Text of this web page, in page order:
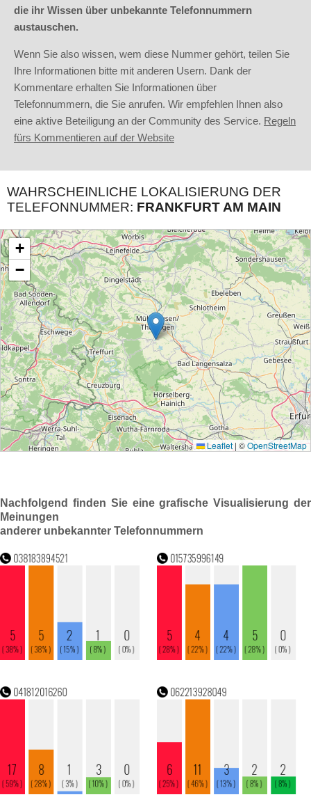
die ihr Wissen über unbekannte Telefonnummern
austauschen.
Wenn Sie also wissen, wem diese Nummer gehört, teilen Sie
Ihre Informationen bitte mit anderen Usern. Dank der
Kommentare erhalten Sie Informationen über
Telefonnummern, die Sie anrufen. Wir empfehlen Ihnen also
eine aktive Beteiligung an der Community des Service. Regeln
fürs Kommentieren auf der Website
WAHRSCHEINLICHE LOKALISIERUNG DER
TELEFONNUMMER: FRANKFURT AM MAIN
Nachfolgend finden Sie eine grafische Visualisierung der
Meinungen
anderer unbekannter Telefonnummern